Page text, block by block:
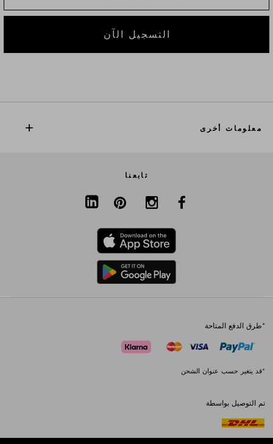
التسجيل الآن
معلومات أخرى
تابعنا
*طرق الدفع المتاحة
*قد يتغير حسب عنوان الشحن
تم التوصيل بواسطة